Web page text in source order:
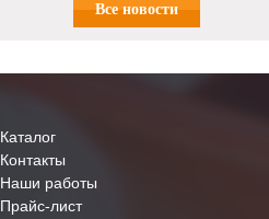
Все новости
Каталог
Контакты
Наши работы
Прайс-лист